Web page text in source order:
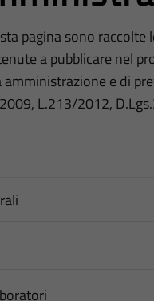
pagina sono
a pubblicare nel
amministrazione e di
L.213/2012,